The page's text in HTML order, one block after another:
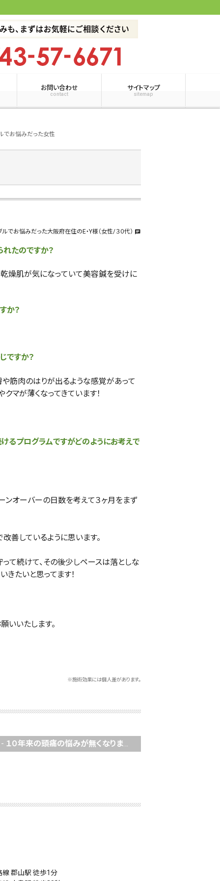
お問い合わせ
contact
サイトマップ
sitemap
でお悩みだった女性
でお悩みだった大阪府在住のE・Y様（女性/３０代） chat
たのですか？
乾燥肌が気になっていて美容鍼を受けに
か？
ですか？
筋肉のはりが出るような感覚があって
マが薄くなってきています！
るプログラムですがどのようにお考えで
ンオーバーの日数を考えて３ヶ月をまず
善しているように思います。
て続けて、その後少しペースは落としな
きたいと思ってます！
いいたします。
※施術効果には個人差があります。
１０年来の頭痛の悩みが無くなりました！
線 郡山駅 徒歩1分